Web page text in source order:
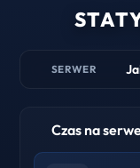
SERWER
Czas na